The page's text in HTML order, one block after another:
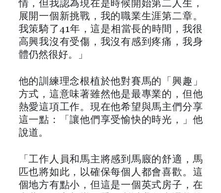
情，但我認為現在是時候開始第二人生，
展開一個新挑戰，我的職業生涯第二章。
我策騎了41年，這是相當長的時間，我很
高興我沒有受傷，我沒有感到疼痛，我身
體仍然很好。」
他的訓練理念根植於他對賽馬的「興趣」
方式，這意味著雖然他是最專業的，但他
熱愛這項工作。現在他希望與馬主們分享
這一點：「讓他們享受愉快的時光，」他
說道。
「工作人員和馬主將感到馬廄的舒適，馬
匹也將如此，以確保每個人都會喜歡。這
個地方有點小，但這是一個英式房子，在